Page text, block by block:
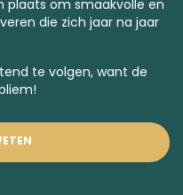
plaats om smaakvolle en
die zich jaar na jaar
te volgen, want de